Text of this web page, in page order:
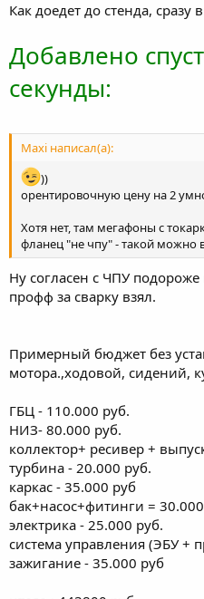
Как доедет до стенда, сразу
Добавлено
секунды:
Maxi написал(а):
))
орентировочную цену на 2
Хотя нет, там мегафоны с
фланец "не чпу" - такой можно
Ну согласен с ЧПУ
профф за сварку взял.
Примерный бюджет без
мотора.,ходовой, сидений,
ГБЦ - 110.000 руб.
НИЗ- 80.000 руб.
коллектор+ ресивер +
турбина - 20.000 руб.
каркас - 35.000 руб
бак+насос+фитинги =
электрика - 25.000 руб.
система управления (ЭБУ +
зажигание - 35.000 руб